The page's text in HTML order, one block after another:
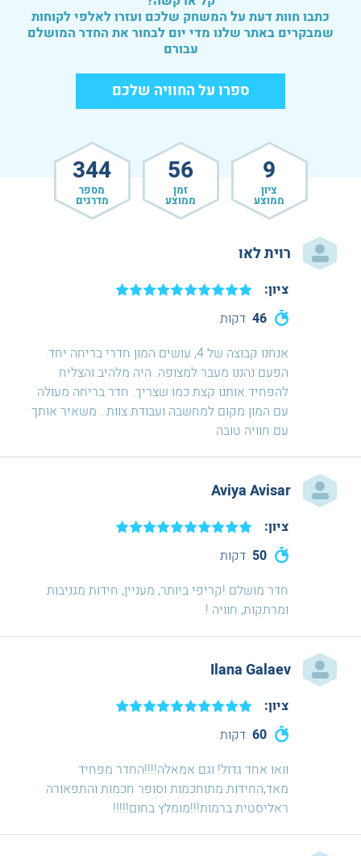
כתבו חוות דעת על המשחק שלכם ועזרו לאלפי לקוחות
שמבקרים באתר שלנו מדי יום לבחור את החדר המושלם
עבורם
ספרו על החוויה שלכם
רוית לאו
46 דקות
ציון:
אנחנו קבוצה של 4, עושים המון חדרי בריחה יחד.
הפעם נהננו מעבר למצופה. היה מלהיב והצליח
להפחיד אותנו קצת כמו שצריך. חדר בריחה מעולה
עם המון מקום למחשבה ועבודת צוות . משאיר אותך
עם חוויה טובה
Aviya Avisar
50 דקות
ציון:
חדר מושלם !קריפי ביותר, מעניין, חידות מגניבות
ומרתקות, חוויה !
Ilana Galaev
60 דקות
ציון:
וואו אחד גדול! וגם אמאלה!!!!החדר מפחיד
מאד,החידות מתוחכמות וסופר חכמות והתפאורה
ראליסטית ברמות!!!מומלץ בחום!!!!!
9
ציון
ממוצע
56
זמן
ממוצע
344
מספר
מדרגים